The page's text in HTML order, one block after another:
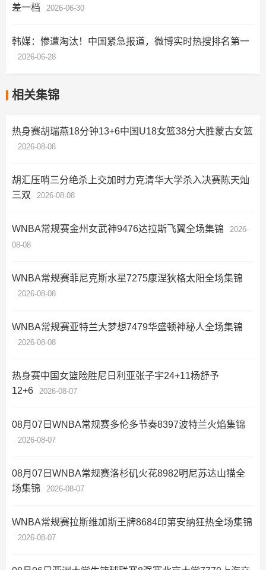
差一档
2026-06-30
韩媒：惨遭淘汰！中国紧急报道，微博实时热搜排名第一
2026-06-28
相关集锦
热身赛胡瑞燕18分钟13+6中国U18女篮38分大胜蒙古女篮
2026-08-08
胡汇压哨三分绝杀上交加时力克清华大学杀入决赛陈天灿
三双
2026-08-08
WNBA常规赛金州女武神9476达拉斯飞翼全场集锦
2026-
08-08
WNBA常规赛菲尼克斯水星7275康涅狄格太阳全场集锦
2026-08-08
WNBA常规赛亚特兰大梦想7479华盛顿神秘人全场集锦
2026-08-08
热身赛中国女篮险胜尼日利亚张子宇24+11杨舒予
12+6
2026-08-07
08月07日WNBA常规赛多伦多节奏8397波特兰火焰集锦
2026-08-07
08月07日WNBA常规赛洛杉矶火花8982明尼苏达山猫全
场集锦
2026-08-07
WNBA常规赛拉斯维加斯王牌8684印第安纳狂热全场集锦
2026-08-07